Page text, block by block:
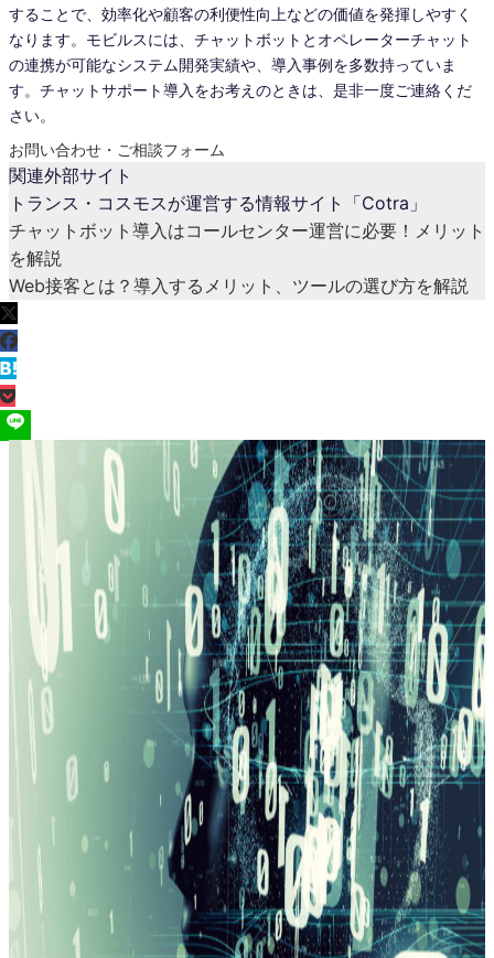
することで、効率化や顧客の利便性向上などの価値を発揮しやすく
なります。モビルスには、チャットボットとオペレーターチャット
の連携が可能なシステム開発実績や、導入事例を多数持っていま
す。チャットサポート導入をお考えのときは、是非一度ご連絡くだ
さい。
お問い合わせ・ご相談フォーム
関連外部サイト
トランス・コスモスが運営する情報サイト「Cotra」
チャットボット導入はコールセンター運営に必要！メリット
を解説
Web接客とは？導入するメリット、ツールの選び方を解説